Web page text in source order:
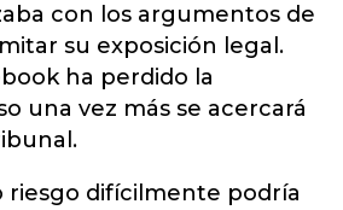
con los argumentos de
su exposición legal.
ha perdido la
una vez más se acercará
riesgo difícilmente podría